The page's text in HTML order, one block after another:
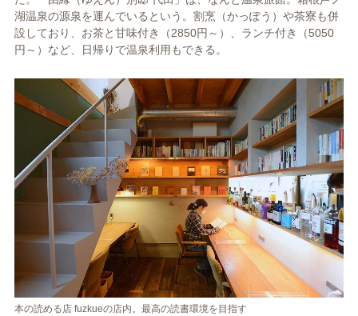
湖温泉の源泉を運んでいるという。割烹（かっぽう）や茶寮も併
設しており、お茶と甘味付き（2850円～）、ランチ付き（5050
円～）など、日帰りで温泉利用もできる。
本の読める店 fuzkueの店内。最高の読書環境を目指す